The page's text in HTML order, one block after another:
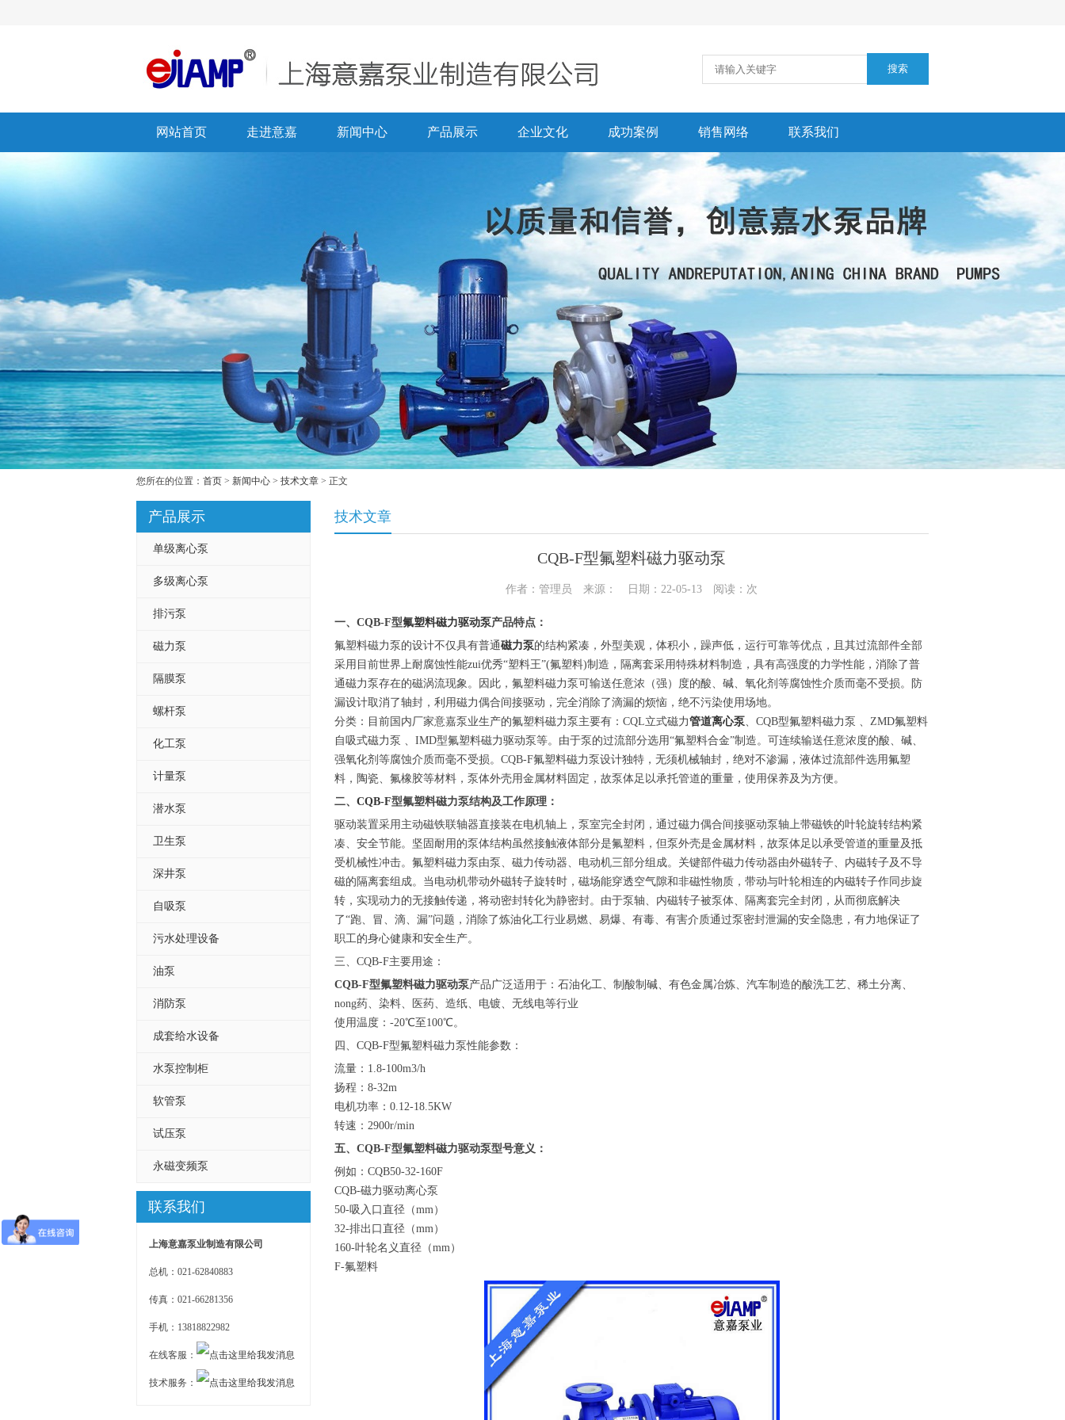
网站首页 走进意嘉 新闻中心 产品展示 企业文化 成功案例 销售网络 联系我们
您所在的位置： 首页 > 新闻中心 > 技术文章 > 正文
产品展示
单级离心泵
多级离心泵
排污泵
磁力泵
隔膜泵
螺杆泵
化工泵
计量泵
潜水泵
卫生泵
深井泵
自吸泵
污水处理设备
油泵
消防泵
成套给水设备
水泵控制柜
软管泵
试压泵
永磁变频泵
联系我们
上海意嘉泵业制造有限公司
总机：021-62840883
传真：021-66281356
手机：13818822982
在线客服：
技术服务：
技术文章
CQB-F型氟塑料磁力驱动泵
作者：管理员 来源： 日期：22-05-13 阅读：次
一、CQB-F型氟塑料磁力驱动泵产品特点：
氟塑料磁力泵的设计不仅具有普通磁力泵的结构紧凑，外型美观，体积小，躁声低，运行可靠等优点，且其过流部件全部
采用目前世界上耐腐蚀性能zui优秀“塑料王”(氟塑料)制造，隔离套采用特殊材料制造，具有高强度的力学性能，消除了普
通磁力泵存在的磁涡流现象。因此，氟塑料磁力泵可输送任意浓（强）度的酸、碱、氧化剂等腐蚀性介质而毫不受损。防
漏设计取消了轴封，利用磁力偶合间接驱动，完全消除了滴漏的烦恼，绝不污染使用场地。
分类：目前国内厂家意嘉泵业生产的氟塑料磁力泵主要有：CQL立式磁力管道离心泵、CQB型氟塑料磁力泵 、ZMD氟塑料
自吸式磁力泵 、IMD型氟塑料磁力驱动泵等。由于泵的过流部分选用“氟塑料合金”制造。可连续输送任意浓度的酸、碱、
强氧化剂等腐蚀介质而毫不受损。CQB-F氟塑料磁力泵设计独特，无须机械轴封，绝对不渗漏，液体过流部件选用氟塑
料，陶瓷、氟橡胶等材料，泵体外壳用金属材料固定，故泵体足以承托管道的重量，使用保养及为方便。
二、 CQB-F型氟塑料磁力泵结构及工作原理：
驱动装置采用主动磁铁联轴器直接装在电机轴上，泵室完全封闭，通过磁力偶合间接驱动泵轴上带磁铁的叶轮旋转结构紧
凑、安全节能。坚固耐用的泵体结构虽然接触液体部分是氟塑料，但泵外壳是金属材料，故泵体足以承受管道的重量及抵
受机械性冲击。氟塑料磁力泵由泵、磁力传动器、电动机三部分组成。关键部件磁力传动器由外磁转子、内磁转子及不导
磁的隔离套组成。当电动机带动外磁转子旋转时，磁场能穿透空气隙和非磁性物质，带动与叶轮相连的内磁转子作同步旋
转，实现动力的无接触传递，将动密封转化为静密封。由于泵轴、内磁转子被泵体、隔离套完全封闭，从而彻底解决
了“跑、冒、滴、漏”问题，消除了炼油化工行业易燃、易爆、有毒、有害介质通过泵密封泄漏的安全隐患，有力地保证了
职工的身心健康和安全生产。
三、CQB-F主要用途：
CQB-F型氟塑料磁力驱动泵产品广泛适用于：石油化工、制酸制碱、有色金属冶炼、汽车制造的酸洗工艺、稀土分离、
nong药、染料、医药、造纸、电镀、无线电等行业
使用温度：-20℃至100℃。
四、CQB-F型氟塑料磁力泵性能参数：
流量：1.8-100m3/h
扬程：8-32m
电机功率：0.12-18.5KW
转速：2900r/min
五、CQB-F型氟塑料磁力驱动泵型号意义：
例如：CQB50-32-160F
CQB-磁力驱动离心泵
50-吸入口直径（mm）
32-排出口直径（mm）
160-叶轮名义直径（mm）
F-氟塑料